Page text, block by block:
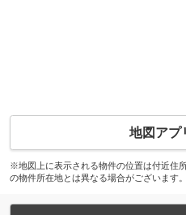
地図アプ
※地図上に表示される物件の位置は付近住
の物件所在地とは異なる場合がございます。